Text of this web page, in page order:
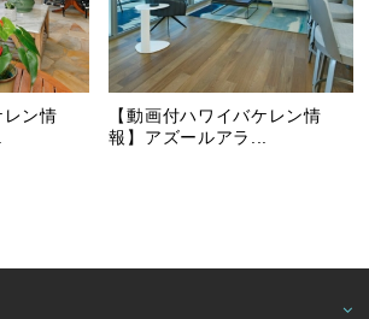
レン情
【動画付ハワイバケレン情
報】アズールアラ...